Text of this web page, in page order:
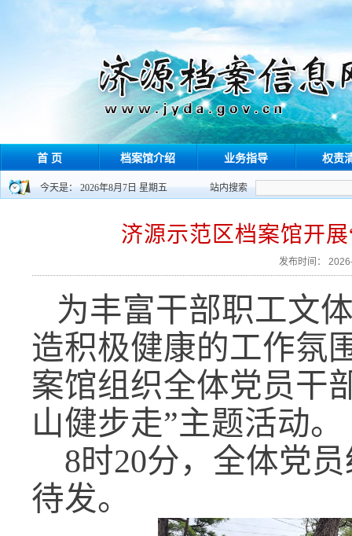
首 页 档案馆介绍 业务指导 权责
今天是： 2026年8月7日 星期五 站内搜索
济源示范区档案馆开
发布时间：
为丰富干部职工文
造积极健康的工作氛
案馆组织全体党员干
山健步走”主题活动。
8时20分，全体党
待发。